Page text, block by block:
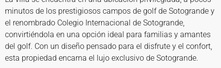
minutos de los prestigiosos campos de golf de Sotogrande y
el renombrado Colegio Internacional de Sotogrande,
convirtiéndola en una opción ideal para familias y amantes
del golf. Con un diseño pensado para el disfrute y el confort,
esta propiedad encarna el lujo exclusivo de Sotogrande.